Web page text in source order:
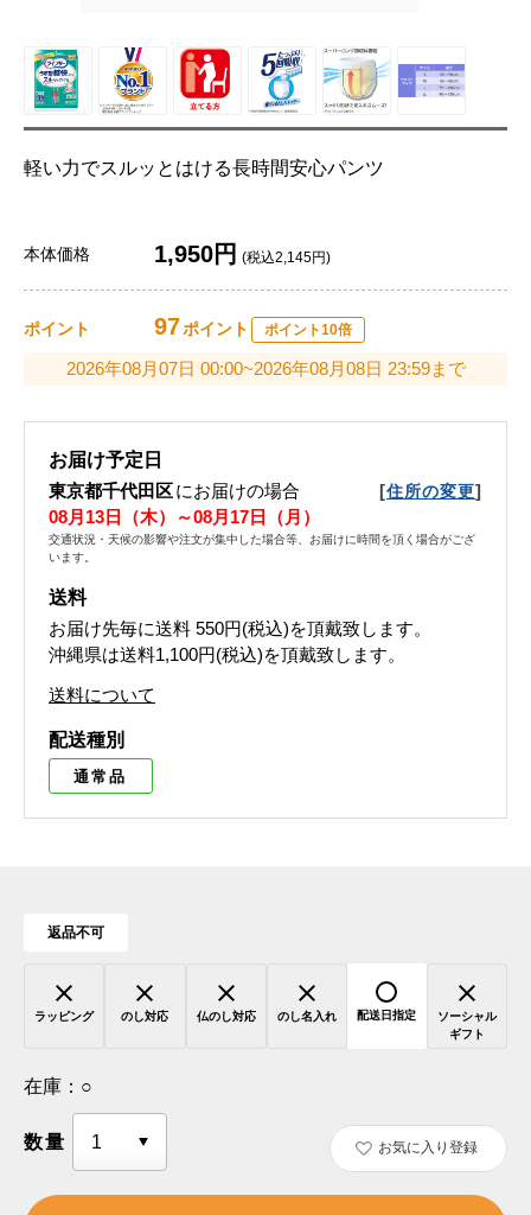
軽い力でスルッとはける長時間安心パンツ
本体価格 1,950円 (税込2,145円)
ポイント 97ポイント ポイント10倍
2026年08月07日 00:00~2026年08月08日 23:59まで
お届け予定日
東京都千代田区にお届けの場合 [住所の変更]
08月13日（木）～08月17日（月）
交通状況・天候の影響や注文が集中した場合等、お届けに時間を頂く場合がござ
います。
送料
お届け先毎に送料 550円(税込)を頂戴致します。
沖縄県は送料1,100円(税込)を頂戴致します。
送料について
配送種別
通常品
返品不可
ラッピング のし対応 仏のし対応 のし名入れ 配送日指定
ソーシャル
ギフト
在庫： ○
数量 お気に入り登録